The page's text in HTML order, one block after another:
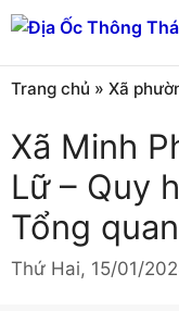
Chuyển
đến
nội
dung
Trang chủ » Xã
Xã Minh
Lữ – Quy
Tổng quan
Thứ Hai, 15/01/